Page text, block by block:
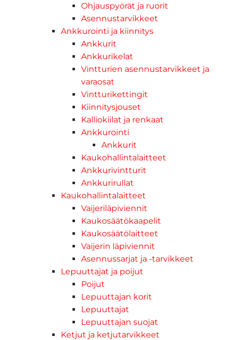
Ohjauspyörät ja ruorit
Asennustarvikkeet
Ankkurointi ja kiinnitys
Ankkurit
Ankkurikelat
Vintturien asennustarvikkeet ja
varaosat
Vintturikettingit
Kiinnitysjouset
Kalliokiilat ja renkaat
Ankkurointi
Ankkurit
Kaukohallintalaitteet
Ankkurivintturit
Ankkurirullat
Kaukohallintalaitteet
Vaijeriläpiviennit
Kaukosäätökaapelit
Kaukosäätölaitteet
Vaijerin läpiviennit
Asennussarjat ja -tarvikkeet
Lepuuttajat ja poijut
Poijut
Lepuuttajan korit
Lepuuttajat
Lepuuttajan suojat
Ketjut ja ketjutarvikkeet